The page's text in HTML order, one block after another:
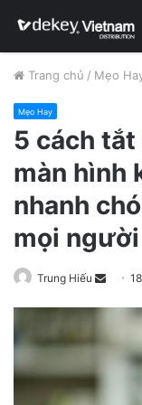
Trang chủ / Mẹo
Mẹo Hay
5 cách
màn hình
nhanh
mọi
Trung Hiếu